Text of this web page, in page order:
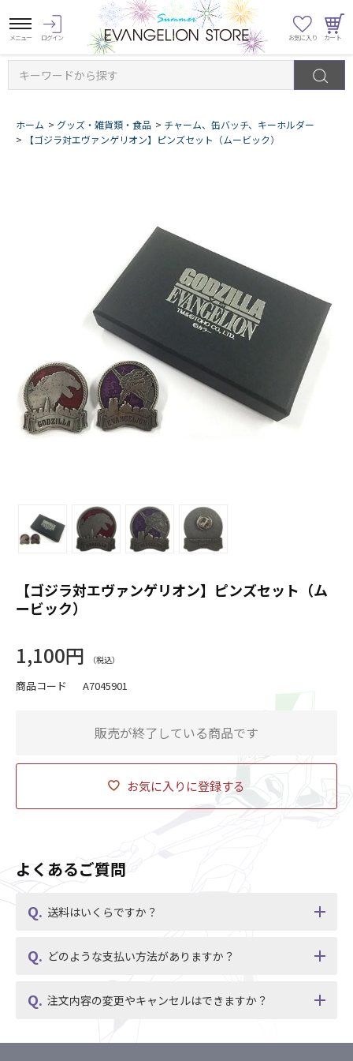
キーワードから探す
ホーム > グッズ・雑貨類・食品 > チャーム、缶バッチ、キーホルダー
>
【ゴジラ対エヴァンゲリオン】ピンズセット（ムービック）
【ゴジラ対エヴァンゲリオン】ピンズセット（ム
ービック）
1,100円
商品コード A7045901
お気に入りに登録する
販売が終了している商品です
よくあるご質問
送料はいくらですか？
どのような支払い方法がありますか？
注文内容の変更やキャンセルはできますか？